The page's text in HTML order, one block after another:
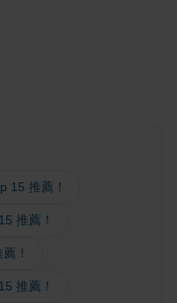
15 推薦！
推薦！
！
推薦！